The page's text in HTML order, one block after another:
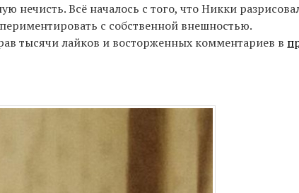
нечисть. Всё началось с того, что Никки
с собственной внешностью.
тысячи лайков и восторженных комментариев в